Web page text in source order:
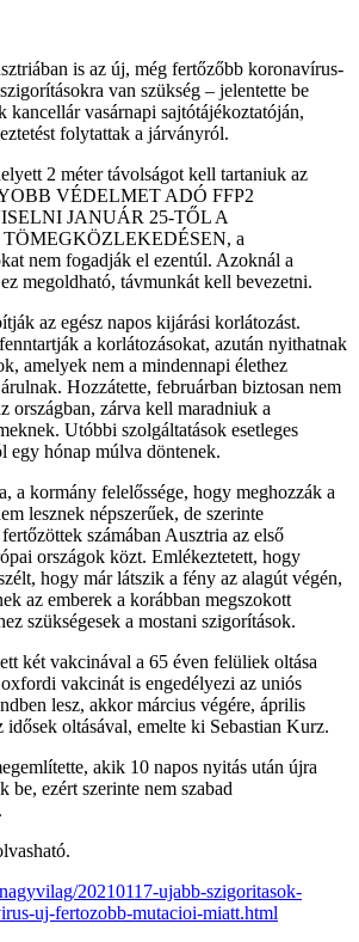
is az új, még fertőzőbb koronavírus-
van szükség – jelentette be
kancellár vasárnapi sajtótájékoztatóján,
folytattak a járványról.
2 méter távolságot kell tartaniuk az
VÉDELMET ADÓ FFP2
JANUÁR 25-TŐL A
a
nem fogadják el ezentúl. Azoknál a
megoldható, távmunkát kell bevezetni.
az egész napos kijárási korlátozást.
a korlátozásokat, azután nyithatnak
amelyek nem a mindennapi élethez
Hozzátette, februárban biztosan nem
országban, zárva kell maradniuk a
Utóbbi szolgáltatások esetleges
egy hónap múlva döntenek.
a kormány felelőssége, hogy meghozzák a
lesznek népszerűek, de szerinte
számában Ausztria az első
országok közt. Emlékeztetett, hogy
hogy már látszik a fény az alagút végén,
az emberek a korábban megszokott
szükségesek a mostani szigorítások.
két vakcinával a 65 éven felüliek oltása
vakcinát is engedélyezi az uniós
lesz, akkor március végére, április
idősek oltásával, emelte ki Sebastian Kurz.
akik 10 napos nyitás után újra
be, ezért szerinte nem szabad
20210117-ujabb-szigoritasok-
uj-fertozobb-mutacioi-miatt.html